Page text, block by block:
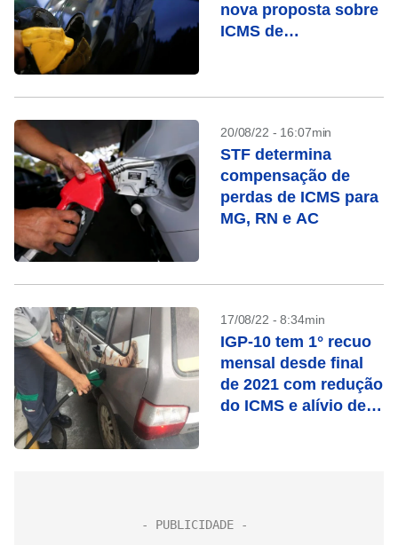
nova proposta sobre
ICMS de
20/08/22 - 16:07min
STF determina
compensação de
perdas de ICMS para
MG, RN e AC
17/08/22 - 8:34min
IGP-10 tem 1° recuo
mensal desde final
de 2021 com redução
do ICMS e alívio de